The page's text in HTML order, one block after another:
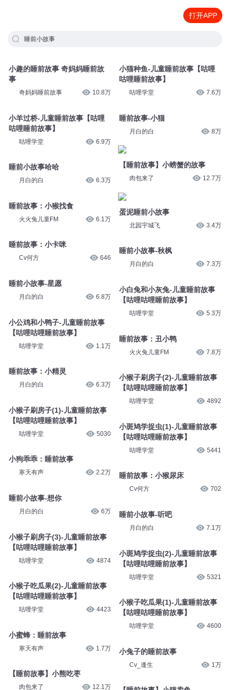
打开APP
睡前小故事
小趣的睡前故事 奇妈妈睡前故
事
奇妈妈睡前故事 10.8万
小羊过桥-儿童睡前故事【咕哩
咕哩睡前故事】
咕哩学堂 6.9万
睡前小故事哈哈
月白的白 6.3万
睡前故事：小猴找食
火火兔儿童FM 6.1万
睡前故事：小卡咪
Cv何方 646
睡前小故事-星愿
月白的白 6.8万
小公鸡和小鸭子-儿童睡前故事
【咕哩咕哩睡前故事】
咕哩学堂 1.1万
睡前故事：小精灵
月白的白 6.3万
小猴子刷房子(1)-儿童睡前故事
【咕哩咕哩睡前故事】
咕哩学堂 5030
小狗乖乖：睡前故事
寒天有声 2.2万
睡前小故事-想你
月白的白 6万
小猴子刷房子(3)-儿童睡前故事
【咕哩咕哩睡前故事】
咕哩学堂 4874
小猴子吃瓜果(2)-儿童睡前故事
【咕哩咕哩睡前故事】
咕哩学堂 4423
小蜜蜂：睡前故事
寒天有声 1.7万
【睡前故事】小熊吃枣
肉包来了 12.1万
小猫种鱼-儿童睡前故事【咕哩
咕哩睡前故事】
咕哩学堂 7.6万
睡前故事-小猫
月白的白 8万
【睡前故事】小螃蟹的故事
肉包来了 12.7万
蛋泥睡前小故事
北园宇城飞 3.4万
睡前小故事-秋枫
月白的白 7.3万
小白兔和小灰兔-儿童睡前故事
【咕哩咕哩睡前故事】
咕哩学堂 5.3万
睡前故事：丑小鸭
火火兔儿童FM 7.8万
小猴子刷房子(2)-儿童睡前故事
【咕哩咕哩睡前故事】
咕哩学堂 4892
小斑鸠学捉虫(1)-儿童睡前故事
【咕哩咕哩睡前故事】
咕哩学堂 5441
睡前故事：小猴尿床
Cv何方 702
睡前小故事-听吧
月白的白 7.1万
小斑鸠学捉虫(2)-儿童睡前故事
【咕哩咕哩睡前故事】
咕哩学堂 5321
小猴子吃瓜果(1)-儿童睡前故事
【咕哩咕哩睡前故事】
咕哩学堂 4600
小兔子的睡前故事
Cv_逢生 1万